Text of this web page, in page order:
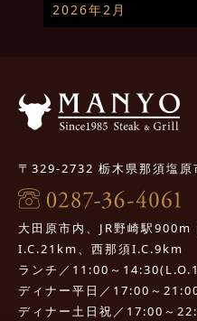
2026年2月
〒329-2732 栃木県那須塩
大田原市内、JR野崎駅
I.C.21km、西那須I.C.9km
ランチ／11:00～
ディナー平日／17:00～
ディナー土日祝／17:00～